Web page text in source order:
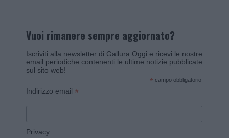
Vuoi rimanere sempre aggiornato?
Iscriviti alla newsletter di Gallura Oggi e ricevi le nostre
email periodiche contenenti le ultime notizie pubblicate
sul sito web!
* campo obbligatorio
Indirizzo email *
Privacy